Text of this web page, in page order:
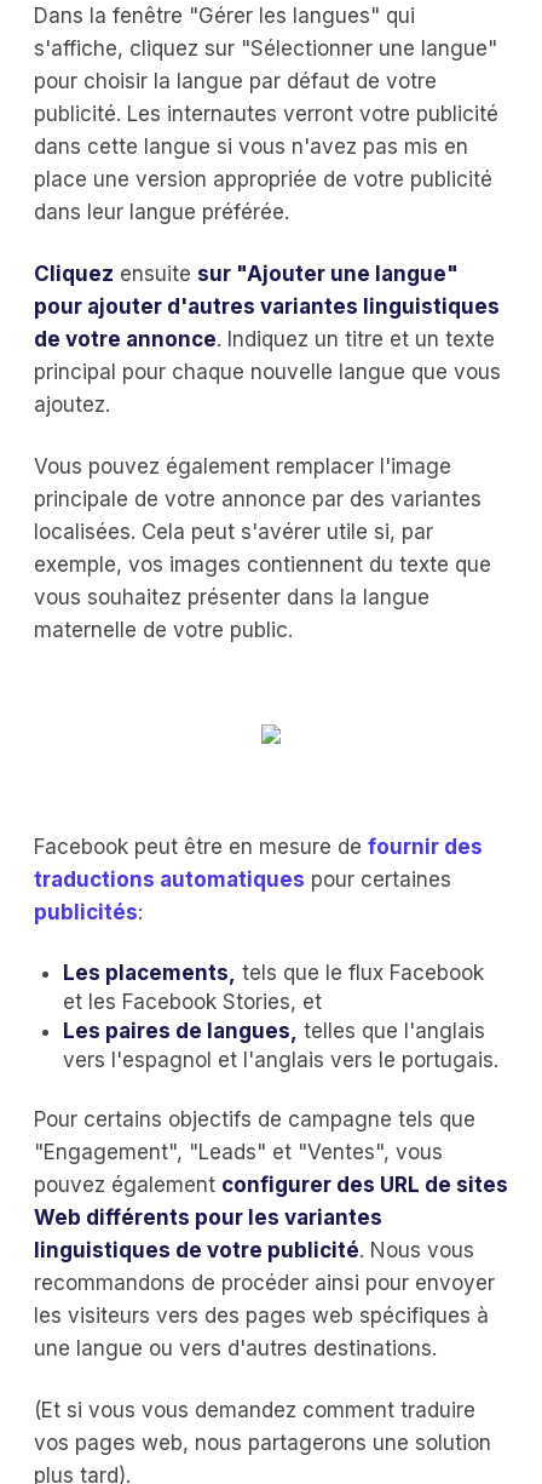
Dans la fenêtre "Gérer les langues" qui
s'affiche, cliquez sur "Sélectionner une langue"
pour choisir la langue par défaut de votre
publicité. Les internautes verront votre publicité
dans cette langue si vous n'avez pas mis en
place une version appropriée de votre publicité
dans leur langue préférée.
Cliquez ensuite sur "Ajouter une langue"
pour ajouter d'autres variantes linguistiques
de votre annonce. Indiquez un titre et un texte
principal pour chaque nouvelle langue que vous
ajoutez.
Vous pouvez également remplacer l'image
principale de votre annonce par des variantes
localisées. Cela peut s'avérer utile si, par
exemple, vos images contiennent du texte que
vous souhaitez présenter dans la langue
maternelle de votre public.
Facebook peut être en mesure de fournir des
traductions automatiques pour certaines
publicités:
Les placements, tels que le flux Facebook
et les Facebook Stories, et
Les paires de langues, telles que l'anglais
vers l'espagnol et l'anglais vers le portugais.
Pour certains objectifs de campagne tels que
"Engagement", "Leads" et "Ventes", vous
pouvez également configurer des URL de sites
Web différents pour les variantes
linguistiques de votre publicité. Nous vous
recommandons de procéder ainsi pour envoyer
les visiteurs vers des pages web spécifiques à
une langue ou vers d'autres destinations.
(Et si vous vous demandez comment traduire
vos pages web, nous partagerons une solution
plus tard).